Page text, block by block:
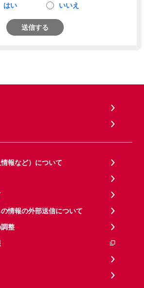
はい いいえ
送信する
報など）について
情報の外部送信について
整